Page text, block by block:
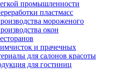
промышленности
пластмасс
мороженого
окон
и прачечных
для салонов красоты
для гостиниц